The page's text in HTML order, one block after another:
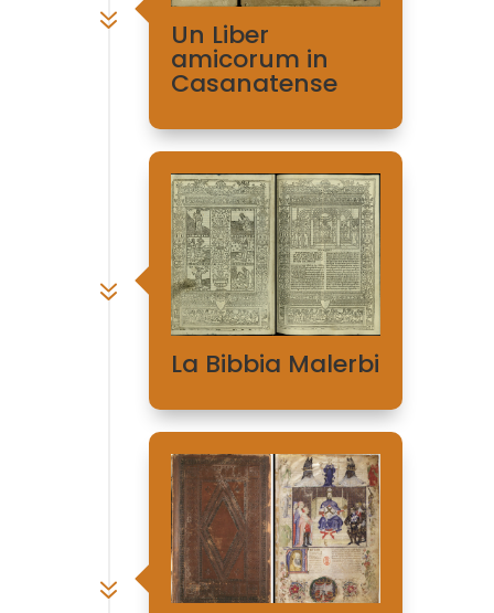
7 Un Liber
amicorum in
Casanatense
7
La Bibbia Malerbi
7